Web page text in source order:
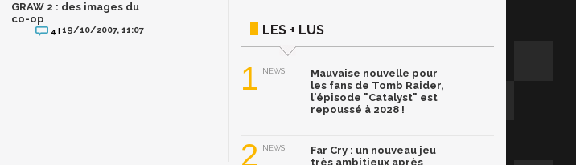
GRAW 2 : des images du
co-op
4 |19/10/2007, 11:07 LES + LUS
1 NEWS
Mauvaise nouvelle pour
les fans de Tomb Raider,
l'épisode "Catalyst" est
repoussé à 2028 !
2 NEWS
Far Cry : un nouveau jeu
très ambitieux après